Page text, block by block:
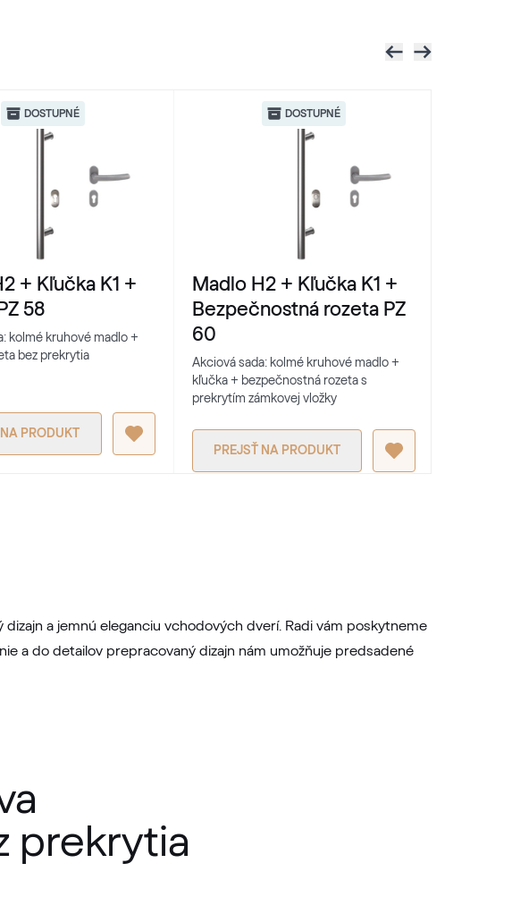
DOSTUPNÉ
+ Kľučka K1 +
58
kolmé kruhové madlo +
bez prekrytia
PRODUKT
DOSTUPNÉ
Madlo H2 + Kľučka K1 +
Bezpečnostná rozeta PZ
60
Akciová sada: kolmé kruhové madlo +
kľučka + bezpečnostná rozeta s
prekrytím zámkovej vložky
PREJSŤ NA PRODUKT
a jemnú eleganciu vchodových dverí. Radi vám poskytneme
a do detailov prepracovaný dizajn nám umožňuje predsadené
prekrytia